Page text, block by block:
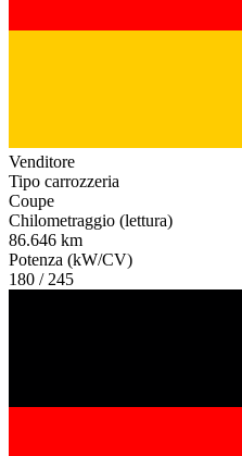
Venditore
Tipo carrozzeria
Coupe
Chilometraggio (lettura)
86.646 km
Potenza (kW/CV)
180 / 245